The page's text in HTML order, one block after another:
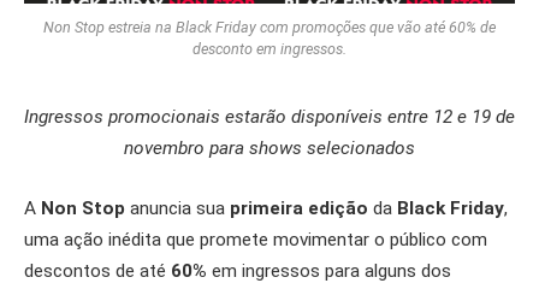
Non Stop estreia na Black Friday com promoções que vão até 60% de
desconto em ingressos.
Ingressos promocionais estarão disponíveis entre 12 e 19 de
novembro para shows selecionados
A Non Stop anuncia sua primeira edição da Black Friday,
uma ação inédita que promete movimentar o público com
descontos de até 60% em ingressos para alguns dos